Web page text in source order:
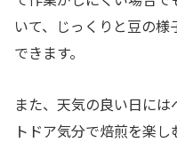
いて、じっくりと豆の
できます。
また、天気の良い日に
トドア気分で焙煎を楽